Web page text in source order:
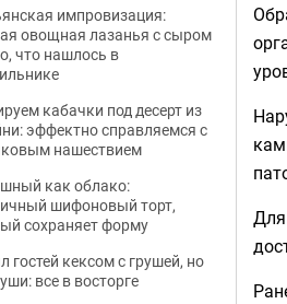
Для
импровизация:
овощная лазанья с сыром
что нашлось в
кабачки под десерт из
эффектно справляемся с
нашествием
как облако:
шифоновый торт,
сохраняет форму
гостей кексом с грушей, но
все в восторге